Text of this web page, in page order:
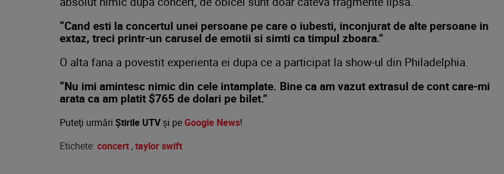
“Cand esti la concertul unei persoane pe care o iubesti, inconjurat de alte persoane in
extaz, treci printr-un carusel de emotii si simti ca timpul zboara.”
O alta fana a povestit experienta ei dupa ce a participat la show-ul din Philadelphia.
“Nu imi amintesc nimic din cele intamplate. Bine ca am vazut extrasul de cont care-mi
arata ca am platit $765 de dolari pe bilet.”
Puteţi urmări Știrile UTVşi peGoogle News!
Etichete: concert ,taylor swift